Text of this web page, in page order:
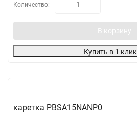
Количество:
В корзину
Купить в 1 клик
каретка PBSA15NANP0